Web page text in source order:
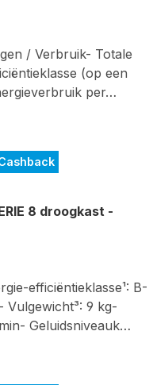
/ Verbruik- Totale
(op een
per…
8 droogkast -
efficiëntieklasse¹: B-
Vulgewicht³: 9 kg-
Geluidsniveauk…